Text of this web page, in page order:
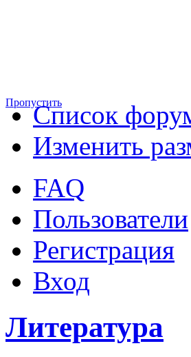
ПропуститьСписок
Изменить
FAQ
Пользователи
Регистрация
Вход
Литература